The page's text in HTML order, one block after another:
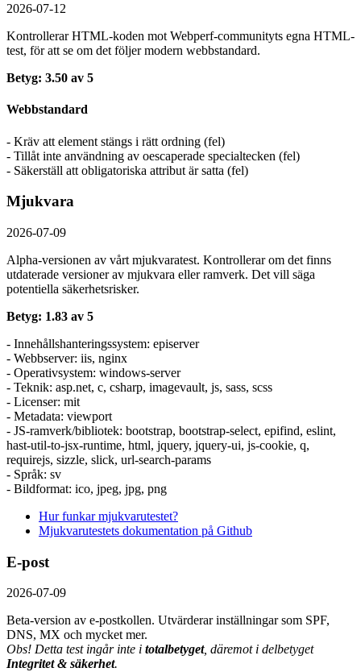
2026-07-12
Kontrollerar HTML-koden mot Webperf-communityts egna HTML-
test, för att se om det följer modern webbstandard.
Betyg: 3.50 av 5
Webbstandard
- Kräv att element stängs i rätt ordning (fel)
- Tillåt inte användning av oescaperade specialtecken (fel)
- Säkerställ att obligatoriska attribut är satta (fel)
Mjukvara
2026-07-09
Alpha-versionen av vårt mjukvaratest. Kontrollerar om det finns
utdaterade versioner av mjukvara eller ramverk. Det vill säga
potentiella säkerhetsrisker.
Betyg: 1.83 av 5
- Innehållshanteringssystem: episerver
- Webbserver: iis, nginx
- Operativsystem: windows-server
- Teknik: asp.net, c, csharp, imagevault, js, sass, scss
- Licenser: mit
- Metadata: viewport
- JS-ramverk/bibliotek: bootstrap, bootstrap-select, epifind, eslint,
hast-util-to-jsx-runtime, html, jquery, jquery-ui, js-cookie, q,
requirejs, sizzle, slick, url-search-params
- Språk: sv
- Bildformat: ico, jpeg, jpg, png
Hur funkar mjukvarutestet?
Mjukvarutestets dokumentation på Github
E-post
2026-07-09
Beta-version av e-postkollen. Utvärderar inställningar som SPF,
DNS, MX och mycket mer.
Obs! Detta test ingår inte i totalbetyget, däremot i delbetyget
Integritet & säkerhet.